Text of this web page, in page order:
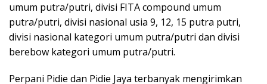
umum putra/putri, divisi FITA compound umum
putra/putri, divisi nasional usia 9, 12, 15 putra putri,
divisi nasional kategori umum putra/putri dan divisi
berebow kategori umum putra/putri.
Perpani Pidie dan Pidie Jaya terbanyak mengirimkan